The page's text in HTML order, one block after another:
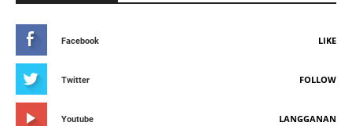
Facebook LIKE
Twitter FOLLOW
Youtube LANGGANAN